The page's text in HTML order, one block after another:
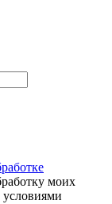
моих
условиями